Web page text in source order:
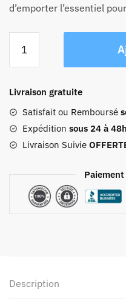
d’emporter l’essentiel
Sac
Voyage
Lisse
Marron
Livraison gratuite
Satisfait ou Remboursé
Expédition sous 24 à 48h
Livraison Suivie
Description